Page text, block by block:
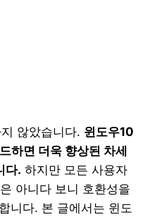
않았습니다. 윈도우10
하면 더욱 향상된 차세
다. 하지만 모든 사용자
아니다 보니 호환성을
니다. 본 글에서는 윈도